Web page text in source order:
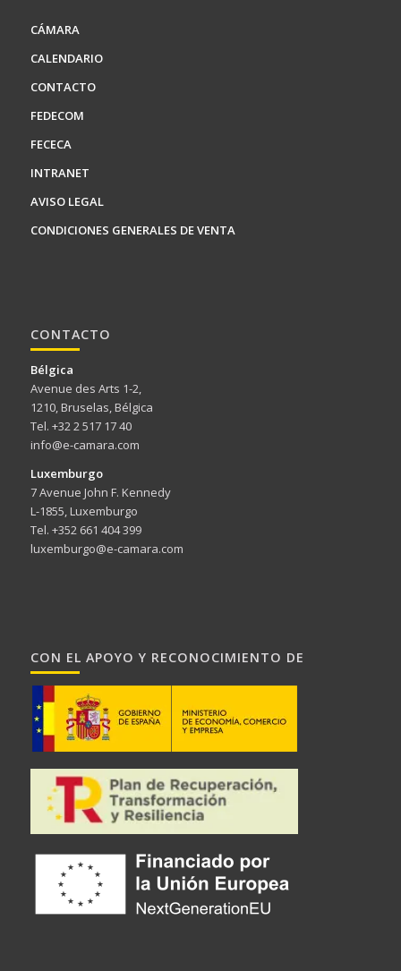
CÁMARA
CALENDARIO
CONTACTO
FEDECOM
FECECA
INTRANET
AVISO LEGAL
CONDICIONES GENERALES DE VENTA
CONTACTO
Bélgica
Avenue des Arts 1-2,
1210, Bruselas, Bélgica
Tel. +32 2 517 17 40
info@e-camara.com
Luxemburgo
7 Avenue John F. Kennedy
L-1855, Luxemburgo
Tel. +352 661 404 399
luxemburgo@e-camara.com
CON EL APOYO Y RECONOCIMIENTO DE